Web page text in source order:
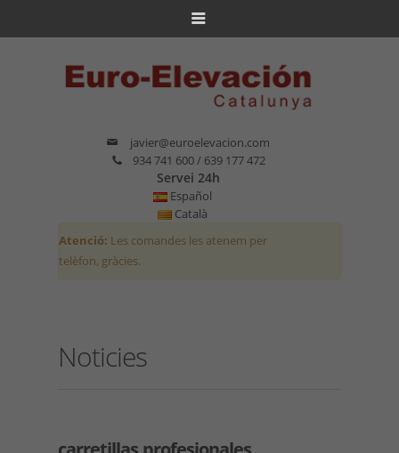
javier@euroelevacion.com
934 741 600 / 639 177 472
Servei 24h
Español
Català
Atenció: Les comandes les atenem per
telèfon, gràcies.
Noticies